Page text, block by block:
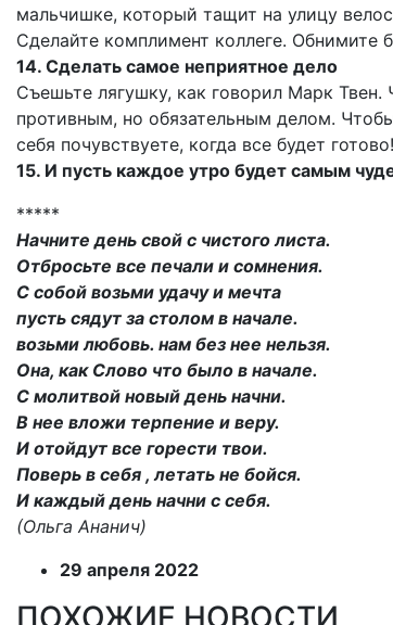
мальчишке, который тащит на улицу
Сделайте комплимент коллеге. Обнимите
14. Сделать самое неприятное дело
Съешьте лягушку, как говорил Марк
противным, но обязательным делом.
себя почувствуете, когда все будет готово!
15. И пусть каждое утро будет самым
*****
Начните день свой с чистого листа.
Отбросьте все печали и сомнения.
С собой возьми удачу и мечта
пусть сядут за столом в начале.
возьми любовь. нам без нее нельзя.
Она, как Слово что было в начале.
С молитвой новый день начни.
В нее вложи терпение и веру.
И отойдут все горести твои.
Поверь в себя , летать не бойся.
И каждый день начни с себя.
(Ольга Ананич)
29 апреля 2022
ПОХОЖИЕ НОВОСТИ